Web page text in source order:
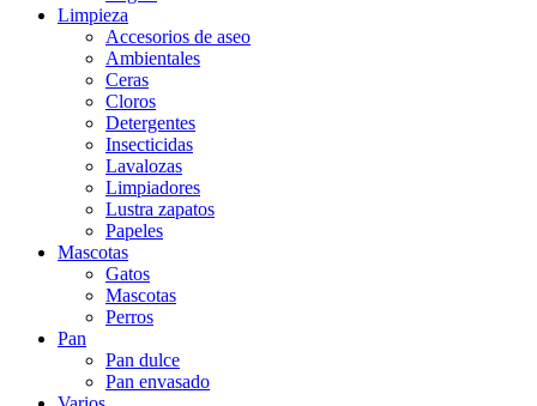
Limpieza
Accesorios de aseo
Ambientales
Ceras
Cloros
Detergentes
Insecticidas
Lavalozas
Limpiadores
Lustra zapatos
Papeles
Mascotas
Gatos
Mascotas
Perros
Pan
Pan dulce
Pan envasado